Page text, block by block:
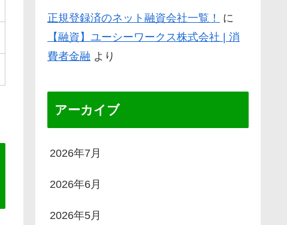
正規登録済のネット融資会社一覧！
に
【融資】ユーシーワークス株式会社 | 消
費者金融 より
アーカイブ
2026年7月
2026年6月
2026年5月